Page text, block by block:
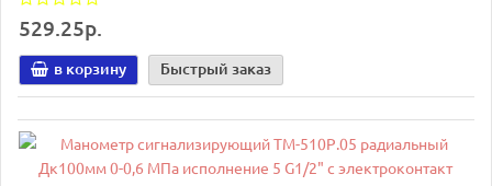
529.25р.
в корзину Быстрый заказ